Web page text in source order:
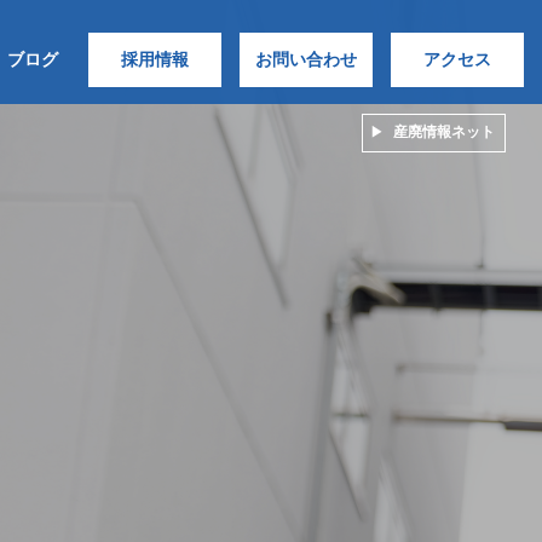
産廃情報ネット
ブログ 採用情報 お問い合わせ アクセス